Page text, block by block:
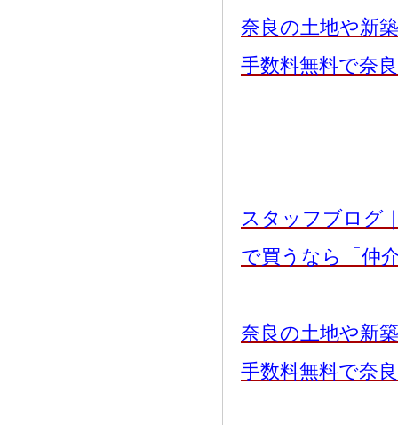
奈良の土地や新
手数料無料で奈
スタッフブログ
で買うなら「仲
奈良の土地や新
手数料無料で奈